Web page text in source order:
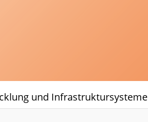
und Infrastruktursysteme